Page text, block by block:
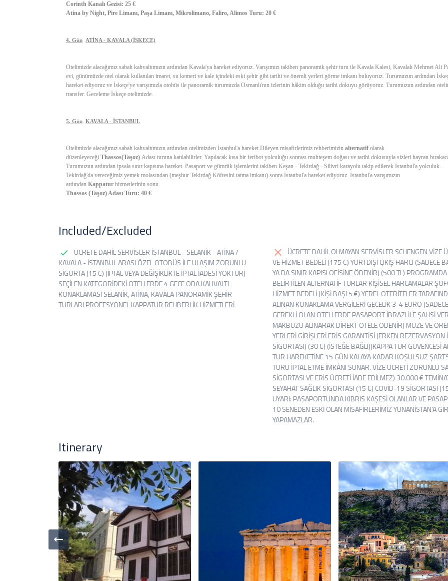
Corinth Kanalı Gezisi: 25 €
Atina by Night, Pire Limanı, Paşa Limanı, Mikrolimano, Faliro, Alimos Turu: 20 €
4. Gün ATİNA - KAVALA (İSKEÇE)
Otelimizde alacağımız sabah kahvaltımızın ardından Kavala'ya hareket ediyoruz. Varışımızı takiben panoramik şehir turu ile Kavala Kalesi, Kavalalı Mehmet Ali
evi, günümüzde otel olarak kullanılan imaret, su kemeri ve kale içindeki eski şehir gibi tarihi ve önemli yerleri görme imkanı buluyoruz. Turumuzun ardından
hareket ediyoruz ve İskeçe'ye varışımızla otobüs ile panoramik turumuzda Osmanlı'nın izlerinin hâkim olduğu tarihi dokuyu görüyoruz. Turumuzun ardından
transfer. Geceleme İskeçe otelimizde.
5. Gün KAVALA - İSTANBUL
Otelimizde alacağımız sabah kahvaltımızın ardından otelimizden İstanbul'a hareket.Dileyen misafirlerimiz rehberimizin alternatif olarak
düzenleyeceği Thassos(Taşoz) Adası turuna katılabilirler. Yapılacak kısa bir feribot yolculuğu sonrası muhteşem doğası ve tarihi dokusuyla sizleri hayran
Turumuzun ardından ipsala sınır kapısına hareket. Pasaport ve gümrük işlemlerini takiben Keşan - Tekirdağ - Silivri karayolu takip edilerek İstanbul'a yolculuk.
Tekirdağ'da vereceğimiz yemek molasından (meşhur Tekirdağ Köftesini tatma imkanı) sonra İstanbul'a hareket ediyoruz. İstanbul'a varışımızın
ardından Kappatur hizmetlerinin sonu.
Thassos (Taşoz) Adası Turu: 40 €
Included/Excluded
ÜCRETE DAHİL SERVİSLER İSTANBUL - SELANİK - ATİNA /
KAVALA - İSTANBUL ARASI ÖZEL OTOBÜS İLE ULAŞIM ZORUNLU
SİGORTA (15 €) (İPTAL VEYA DEĞİŞİKLİKTE İPTAL İADESİ YOKTUR)
SEÇİLEN KATEGORİDEKİ OTELLERDE 4 GECE ODA KAHVALTI
KONAKLAMASI SELANİK, ATİNA, KAVALA PANORAMİK ŞEHİR
TURLARI PROFESYONEL KAPPATUR REHBERLİK HİZMETLERİ
ÜCRETE DAHİL OLMAYAN SERVİSLER SCHENGEN VİZE
VE HİZMET BEDELİ (175 €) YURTDIŞI ÇIKIŞ HARCI (SADECE
YA DA SINIR KAPISI OFİSİNE ÖDENİR) (500 TL) PROGRAMDA
BELİRTİLEN ALTERNATİF TURLAR KİŞİSEL HARCAMALAR
HİZMET BEDELİ (KİŞİ BAŞI 5 €) YEREL OTERİTELER
ALINAN KONAKLAMA VERGİLERİ GECELİK 3-4 EURO (SADECE
GEREKLİ OLAN OTELLERDE PASAPORT İBRAZI İLE ŞAHSİ
MAKBUZU ALINARAK DİREKT OTELE ÖDENİR) MÜZE VE
YERLERİ GİRİŞLERİ ERİS GARANTİSİ (ERKEN REZERVASYON
SİGORTASI) (30 €) (İSTEĞE BAĞLI)(KAPPA TUR GÜVENCESİ
TUR HAREKETİNE 15 GÜN KALAYA KADAR KOŞULSUZ
TURU İPTAL ETME İMKÂNI SUNAR. VİZE ÜCRETİ ZORUNLU
SİGORTASI VE ERİS ÜCRETİ İADE EDİLMEZ) 30.000 €
SEYAHAT SAĞLIK SİGORTASI (15 €) COVİD-19 SİGORTASI
UYARI: PASAPORTUNDA KIBRIS KAŞESİ OLANLAR VE
10 SENEDEN ESKİ OLAN MİSAFİRLERİMİZ YUNANİSTAN'A
YAPAMAZLAR.
Itinerary